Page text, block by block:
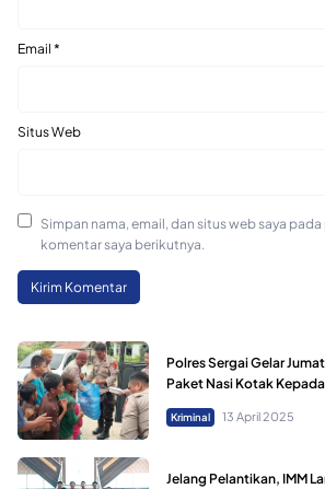
Email *
Situs Web
Simpan nama, email, dan situs web saya
komentar saya berikutnya.
Polres Sergai Gelar
Paket Nasi Kotak
Kriminal 13 April 2025
Jelang Pelantikan, IMM